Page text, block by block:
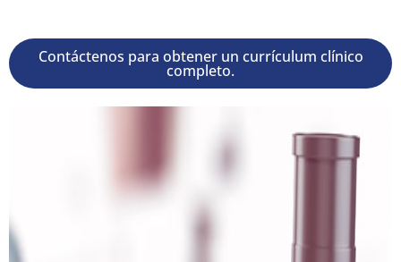
Contáctenos para obtener un currículum clínico
completo.